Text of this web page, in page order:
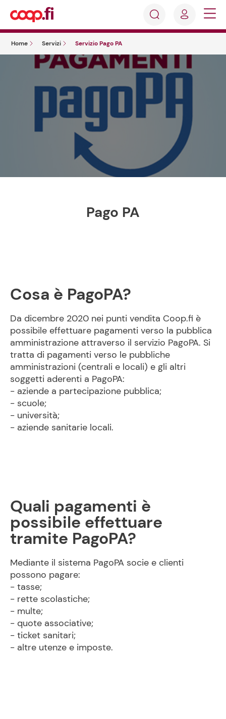
Accedi
Registrati
Home Servizi Servizio Pago PA
Pago PA
Cosa è PagoPA?
Da dicembre 2020 nei punti vendita Coop.fi è
possibile effettuare pagamenti verso la pubblica
amministrazione attraverso il servizio PagoPA. Si
tratta di pagamenti verso le pubbliche
amministrazioni (centrali e locali) e gli altri
soggetti aderenti a PagoPA:
- aziende a partecipazione pubblica;
- scuole;
- università;
- aziende sanitarie locali.
Quali pagamenti è
possibile effettuare
tramite PagoPA?
Mediante il sistema PagoPA socie e clienti
possono pagare:
- tasse;
- rette scolastiche;
- multe;
- quote associative;
- ticket sanitari;
- altre utenze e imposte.